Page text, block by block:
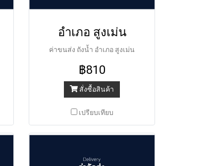
อำเภอ สูงเม่น
ค่าขนส่ง ถังน้ำ อำเภอ สูงเม่น
฿810
สั่งซื้อสินค้า
เปรียบเทียบ